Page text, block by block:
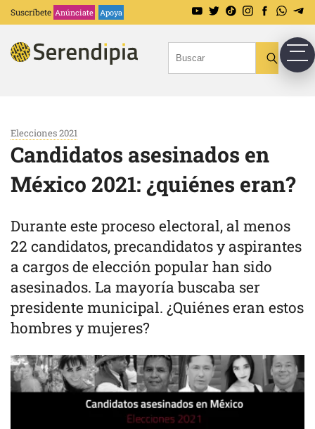
Suscríbete Anúnciate Apoya
Elecciones 2021
Candidatos asesinados en
México 2021: ¿quiénes eran?
Durante este proceso electoral, al menos
22 candidatos, precandidatos y aspirantes
a cargos de elección popular han sido
asesinados. La mayoría buscaba ser
presidente municipal. ¿Quiénes eran estos
hombres y mujeres?